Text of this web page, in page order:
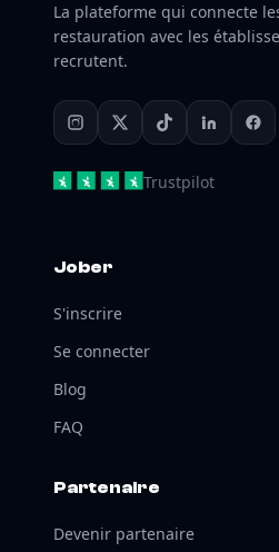
La plateforme qui connecte
restauration avec les
recrutent.
Trustpilot
Jober
S'inscrire
Se connecter
Blog
FAQ
Partenaire
Devenir partenaire